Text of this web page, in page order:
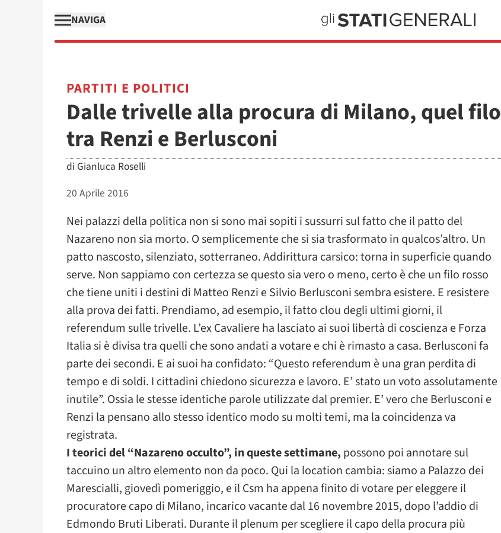
NAVIGA
PARTITI E POLITICI
Dalle trivelle alla procura di Milano, quel filo
tra Renzi e Berlusconi
di Gianluca Roselli
20 Aprile 2016
Nei palazzi della politica non si sono mai sopiti i sussurri sul fatto che il patto del
Nazareno non sia morto. O semplicemente che si sia trasformato in qualcos’altro. Un
patto nascosto, silenziato, sotterraneo. Addirittura carsico: torna in superficie quando
serve. Non sappiamo con certezza se questo sia vero o meno, certo è che un filo rosso
che tiene uniti i destini di Matteo Renzi e Silvio Berlusconi sembra esistere. E resistere
alla prova dei fatti. Prendiamo, ad esempio, il fatto clou degli ultimi giorni, il
referendum sulle trivelle. L’ex Cavaliere ha lasciato ai suoi libertà di coscienza e Forza
Italia si è divisa tra quelli che sono andati a votare e chi è rimasto a casa. Berlusconi fa
parte dei secondi. E ai suoi ha confidato: “Questo referendum è una gran perdita di
tempo e di soldi. I cittadini chiedono sicurezza e lavoro. E’ stato un voto assolutamente
inutile”. Ossia le stesse identiche parole utilizzate dal premier. E’ vero che Berlusconi e
Renzi la pensano allo stesso identico modo su molti temi, ma la coincidenza va
registrata.
I teorici del “Nazareno occulto”, in queste settimane, possono poi annotare sul
taccuino un altro elemento non da poco. Qui la location cambia: siamo a Palazzo dei
Marescialli, giovedì pomeriggio, e il Csm ha appena finito di votare per eleggere il
procuratore capo di Milano, incarico vacante dal 16 novembre 2015, dopo l’addio di
Edmondo Bruti Liberati. Durante il plenum per scegliere il capo della procura più